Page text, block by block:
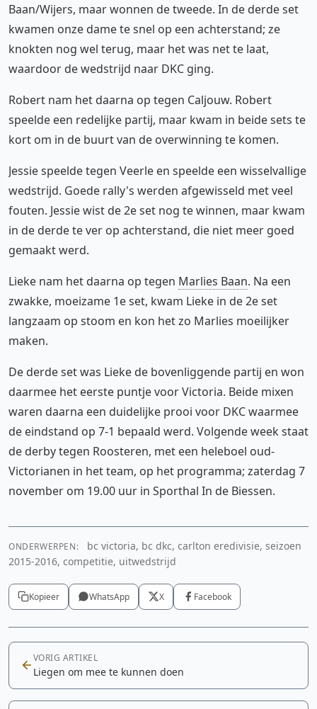
Baan/Wijers, maar wonnen de tweede. In de derde set
kwamen onze dame te snel op een achterstand; ze
knokten nog wel terug, maar het was net te laat,
waardoor de wedstrijd naar DKC ging.
Robert nam het daarna op tegen Caljouw. Robert
speelde een redelijke partij, maar kwam in beide sets te
kort om in de buurt van de overwinning te komen.
Jessie speelde tegen Veerle en speelde een wisselvallige
wedstrijd. Goede rally's werden afgewisseld met veel
fouten. Jessie wist de 2e set nog te winnen, maar kwam
in de derde te ver op achterstand, die niet meer goed
gemaakt werd.
Lieke nam het daarna op tegen Marlies Baan. Na een
zwakke, moeizame 1e set, kwam Lieke in de 2e set
langzaam op stoom en kon het zo Marlies moeilijker
maken.
De derde set was Lieke de bovenliggende partij en won
daarmee het eerste puntje voor Victoria. Beide mixen
waren daarna een duidelijke prooi voor DKC waarmee
de eindstand op 7-1 bepaald werd. Volgende week staat
de derby tegen Roosteren, met een heleboel oud-
Victorianen in het team, op het programma; zaterdag 7
november om 19.00 uur in Sporthal In de Biessen.
ONDERWERPEN:
bc victoria, bc dkc, carlton eredivisie, seizoen
2015-2016, competitie, uitwedstrijd
Kopieer WhatsApp X Facebook
VORIG ARTIKEL
Liegen om mee te kunnen doen